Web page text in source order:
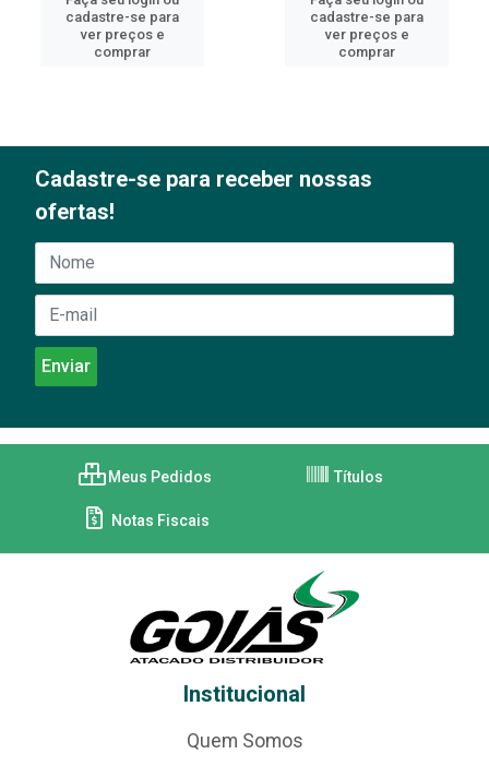
cadastre-se para
ver preços e
comprar
cadastre-se para
ver preços e
comprar
Cadastre-se para receber nossas
ofertas!
Meus Pedidos Títulos
Notas Fiscais
Institucional
Quem Somos